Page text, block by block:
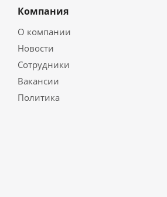
Компания
О компании
Новости
Сотрудники
Вакансии
Политика